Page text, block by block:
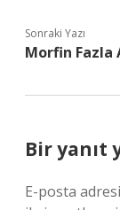
Sonraki Yazı
Morfin Fazla
Bir yanıt
E-posta